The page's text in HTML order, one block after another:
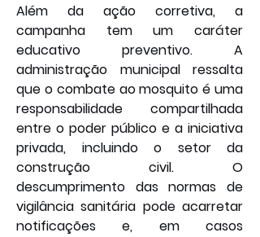
Além da ação corretiva, a
campanha tem um caráter
educativo preventivo. A
administração municipal ressalta
que o combate ao mosquito é uma
responsabilidade compartilhada
entre o poder público e a iniciativa
privada, incluindo o setor da
construção civil. O
descumprimento das normas de
vigilância sanitária pode acarretar
notificações e, em casos